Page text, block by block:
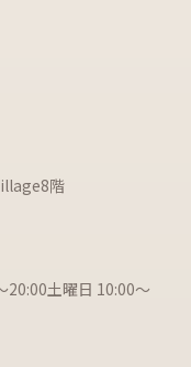
階
20:00土曜日 10:00～